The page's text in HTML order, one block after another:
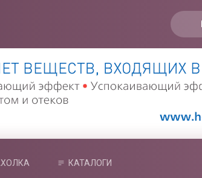
КАТАЛОГИ